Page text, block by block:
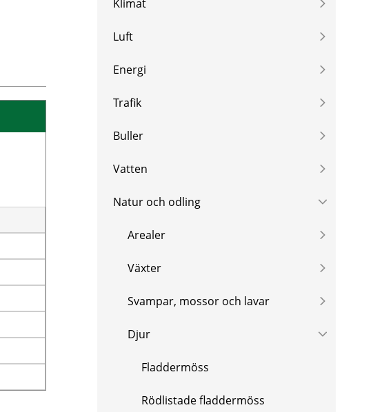
Klimat
Luft
Energi
Trafik
Buller
Vatten
Natur och odling
Arealer
Växter
Svampar, mossor och lavar
Djur
Fladdermöss
Rödlistade fladdermöss